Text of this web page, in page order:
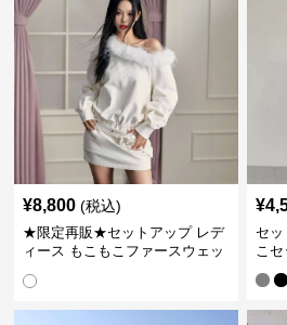
¥8,800 (税込)
★限定再販★セットアップ レデ
ィース もこもこファースウェッ
¥
セ
こ